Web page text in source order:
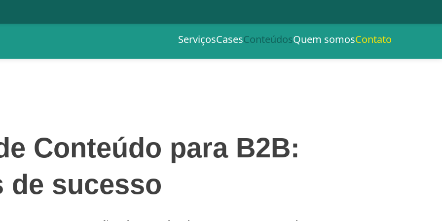
ServiçosCasesConteúdosQuem somosContato
Conteúdo para B2B:
de sucesso